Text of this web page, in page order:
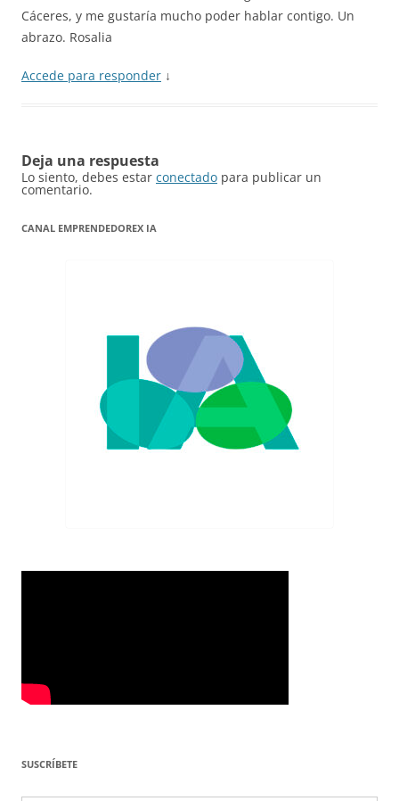
Cáceres, y me gustaría mucho poder hablar contigo. Un
abrazo. Rosalia
Accede para responder ↓
Deja una respuesta
Lo siento, debes estar conectado para publicar un
comentario.
CANAL EMPRENDEDOREX IA
SUSCRÍBETE